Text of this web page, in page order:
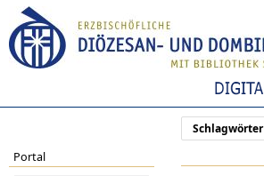
Schlagwörter
Portal